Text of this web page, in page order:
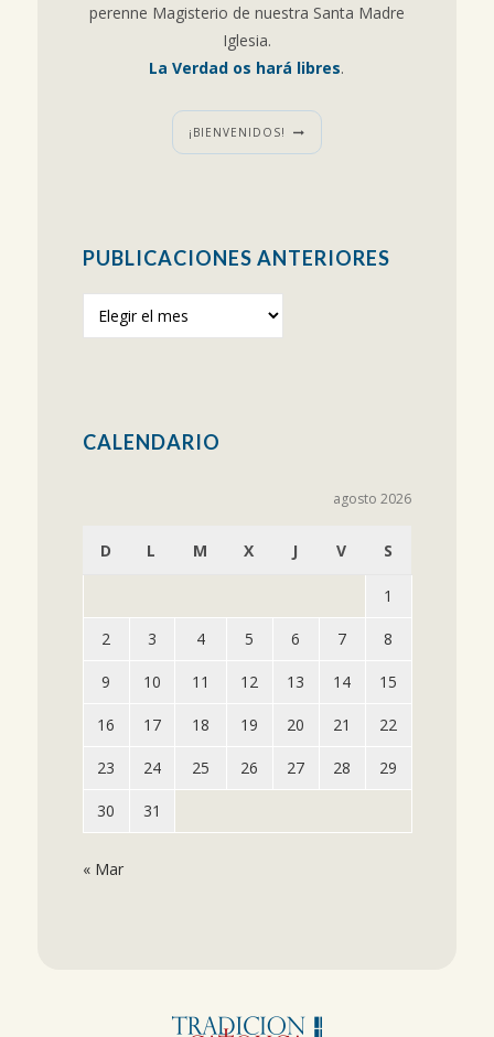
perenne Magisterio de nuestra Santa Madre
Iglesia.
La Verdad os hará libres.
¡BIENVENIDOS!
PUBLICACIONES ANTERIORES
anteriores
CALENDARIO
agosto 2026
D L M X J V S
1
2 3 4 5 6 7 8
9 10 11 12 13 14 15
16 17 18 19 20 21 22
23 24 25 26 27 28 29
30 31
« Mar